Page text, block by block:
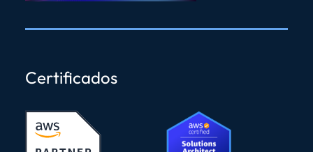
Certificados